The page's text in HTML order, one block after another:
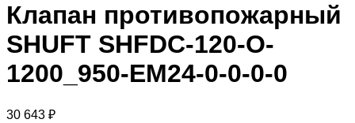
Клапан противопожарный
SHUFT SHFDC-120-O-
1200_950-EM24-0-0-0-0
30 643 ₽